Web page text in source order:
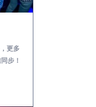
更多
步！